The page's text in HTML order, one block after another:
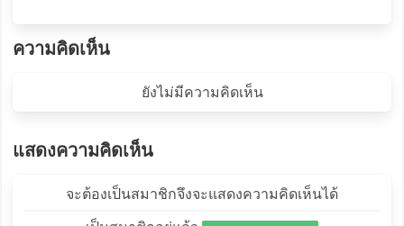
ความคิดเห็น
ยังไม่มีความคิดเห็น
แสดงความคิดเห็น
จะต้องเป็นสมาชิกจึงจะแสดงความคิดเห็นได้